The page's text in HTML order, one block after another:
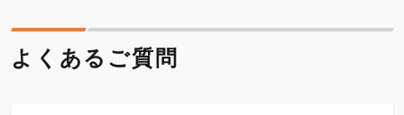
よくあるご質問